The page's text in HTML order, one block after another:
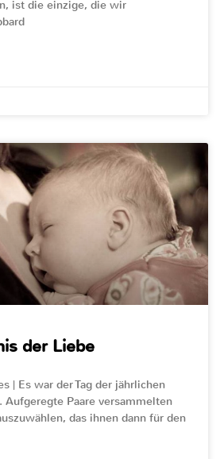
ist die einzige, die wir
der Liebe
| Es war der Tag der jährlichen
Aufgeregte Paare versammelten
das ihnen dann für den